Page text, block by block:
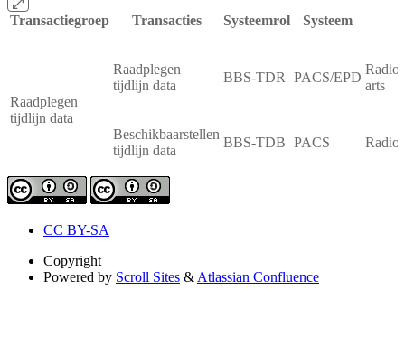
Transactiegroep Transacties Systeemrol Systeem
Raadplegen
tijdlijn data
Raadplegen
tijdlijn data
BBS-TDR PACS/EPD
arts
Beschikbaarstellen
tijdlijn data
BBS-TDB PACS
CC BY-SA
Copyright
Powered by Scroll Sites & Atlassian Confluence